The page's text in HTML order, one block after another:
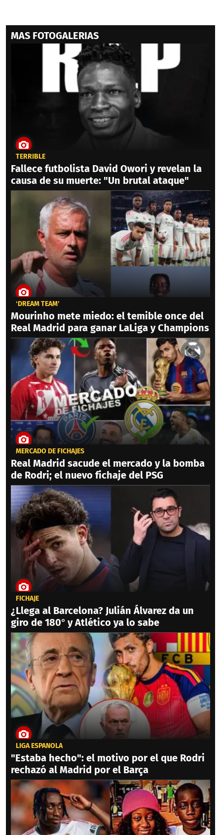
MAS FOTOGALERIAS
TERRIBLE
Fallece futbolista David Owori y revelan la
causa de su muerte: "Un brutal ataque"
‘DREAM TEAM'
Mourinho mete miedo: el temible once del
Real Madrid para ganar LaLiga y Champions
MERCADO DE FICHAJES
Real Madrid sacude el mercado y la bomba
de Rodri; el nuevo fichaje del PSG
FICHAJE
¿Llega al Barcelona? Julián Álvarez da un
giro de 180° y Atlético ya lo sabe
LIGA ESPAÑOLA
"Estaba hecho": el motivo por el que Rodri
rechazó al Madrid por el Barça